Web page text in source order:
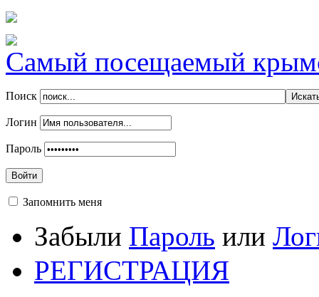
Самый посещаемый
Поиск
Логин
Пароль
Войти
Запомнить меня
Забыли Пароль или
РЕГИСТРАЦИЯ